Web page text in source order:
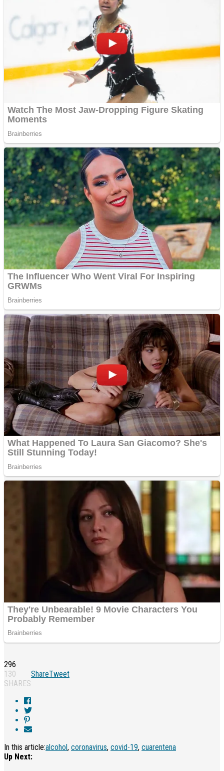
296
130
SHARES
ShareTweet
In this article:alcohol , coronavirus, covid-19, cuarentena
Up Next: